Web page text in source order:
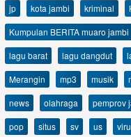
jp
kota jambi kriminal
Kumpulan BERITA muaro jambi
lagu barat
lagu dangdut
Merangin
mp3 musik
news
olahraga pemprov
pop
situs sv us